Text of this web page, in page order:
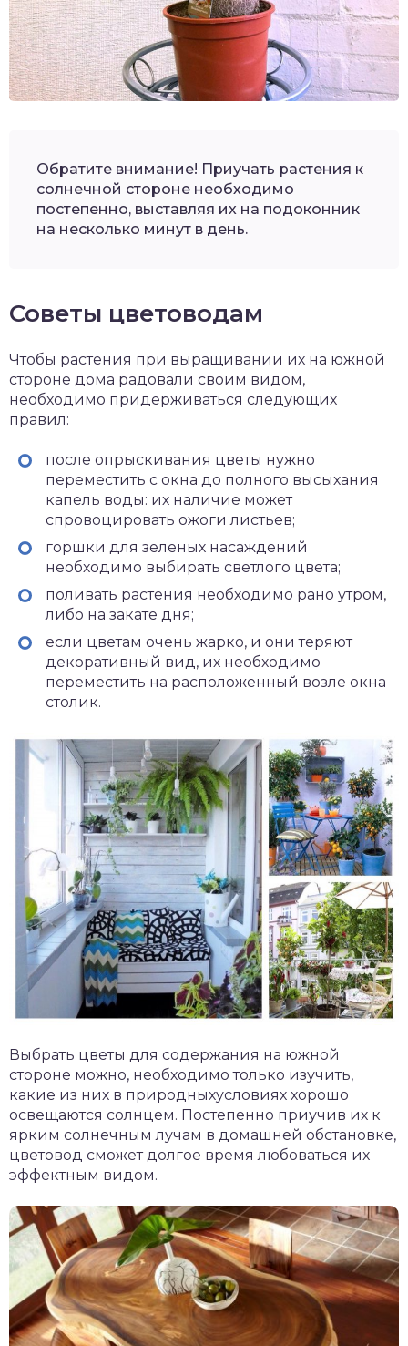
Обратите внимание! Приучать растения к
солнечной стороне необходимо
постепенно, выставляя их на подоконник
на несколько минут в день.
Советы цветоводам
Чтобы растения при выращивании их на южной
стороне дома радовали своим видом,
необходимо придерживаться следующих
правил:
после опрыскивания цветы нужно
переместить с окна до полного высыхания
капель воды: их наличие может
спровоцировать ожоги листьев;
горшки для зеленых насаждений
необходимо выбирать светлого цвета;
поливать растения необходимо рано утром,
либо на закате дня;
если цветам очень жарко, и они теряют
декоративный вид, их необходимо
переместить на расположенный возле окна
столик.
Выбрать цветы для содержания на южной
стороне можно, необходимо только изучить,
какие из них в природныхусловиях хорошо
освещаются солнцем. Постепенно приучив их к
ярким солнечным лучам в домашней обстановке,
цветовод сможет долгое время любоваться их
эффектным видом.